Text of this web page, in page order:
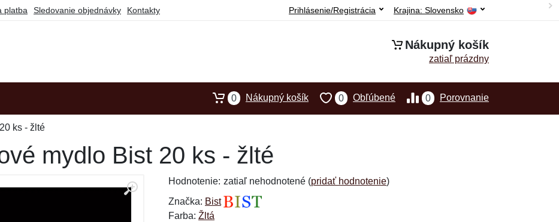
platba Sledovanie objednávky Kontakty Krajina: Slovensko
Prihlásenie/Registrácia
Nákupný košík
zatiaľ prázdny
0 Porovnanie
0 Obľúbené
0 Nákupný košík
ks - žlté
mydlo Bist 20 ks - žlté
Hodnotenie: zatiaľ nehodnotené (pridať hodnotenie)
Značka: Bist
Farba: Žltá